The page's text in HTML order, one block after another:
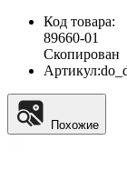
Код товара:
89660-01
Скопирован
Артикул:
Похожие